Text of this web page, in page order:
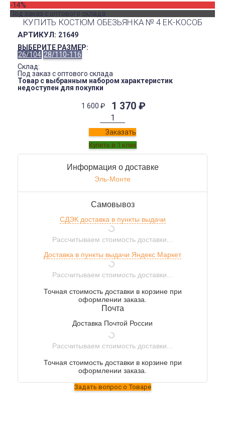
-14%
Под заказ с оптового склада
КУПИТЬ КОСТЮМ ОБЕЗЬЯНКА № 4 ЕК-КОСОБ
АРТИКУЛ: 21649
ВЫБЕРИТЕ РАЗМЕР:
26/104 28/110-116
Склад:
Под заказ с оптового склада
Товар с выбранным набором характеристик
недоступен для покупки
1 600 ₽ 1 370 ₽
Заказать
Информация о доставке
Эль-Монте
Самовывоз
СДЭК доставка в пункты выдачи
Рассчитываем стоимость доставки...
Доставка в пункты выдачи Яндекс Маркет
Рассчитываем стоимость доставки...
Точная стоимость доставки в корзине при
оформлении заказа.
Почта
Доставка Почтой России
Рассчитываем стоимость доставки...
Точная стоимость доставки в корзине при
оформлении заказа.